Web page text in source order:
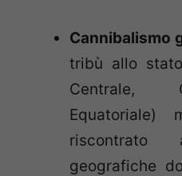
Cannibalismo
tribù allo
Centrale,
geografiche